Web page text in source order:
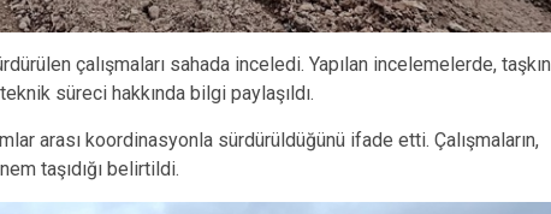
çalışmaları sahada inceledi. Yapılan incelemelerde, taşkın
süreci hakkında bilgi paylaşıldı.
arası koordinasyonla sürdürüldüğünü ifade etti. Çalışmaların,
taşıdığı belirtildi.